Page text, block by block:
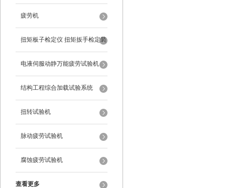
疲劳机
扭矩板子检定仪 扭矩扳手检定装
置
电液伺服动静万能疲劳试验机
结构工程综合加载试验系统
扭转试验机
脉动疲劳试验机
腐蚀疲劳试验机
查看更多